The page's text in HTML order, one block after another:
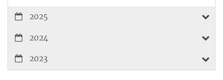
2025
2024
2023